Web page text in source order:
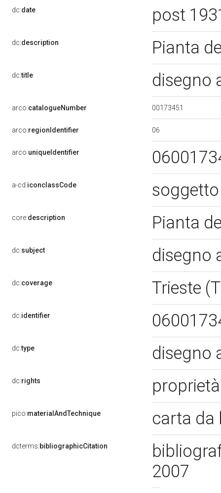
dc:date post
dc:description Pianta
dc:title disegno
arco:catalogueNumber 00173451
arco:regionIdentifier 06
arco:uniqueIdentifier
a-cd:iconclassCode
core:description Pianta
dc:subject disegno
dc:coverage Trieste
dc:identifier
dc:type disegno
dc:rights
pico:materialAndTechnique carta
dcterms:bibliographicCitation
2007